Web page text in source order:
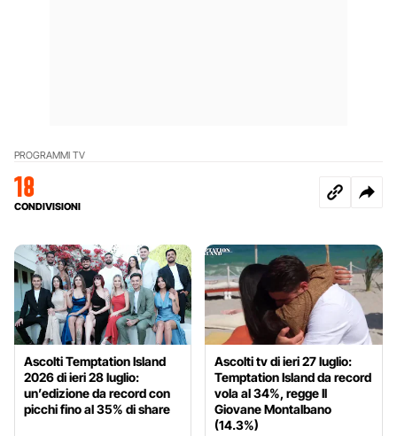
PROGRAMMI TV
18
CONDIVISIONI
Ascolti Temptation Island
2026 di ieri 28 luglio:
un’edizione da record con
picchi fino al 35% di share
Ascolti tv di ieri 27 luglio:
Temptation Island da record
vola al 34%, regge Il
Giovane Montalbano
(14.3%)